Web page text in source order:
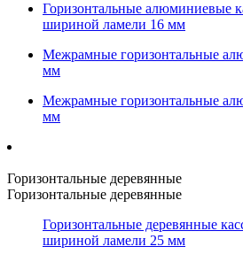
Горизонтальные алюминиевые
шириной ламели 16 мм
Межрамные горизонтальные
мм
Межрамные горизонтальные
мм
Горизонтальные деревянные
Горизонтальные деревянные
Горизонтальные деревянные
шириной ламели 25 мм